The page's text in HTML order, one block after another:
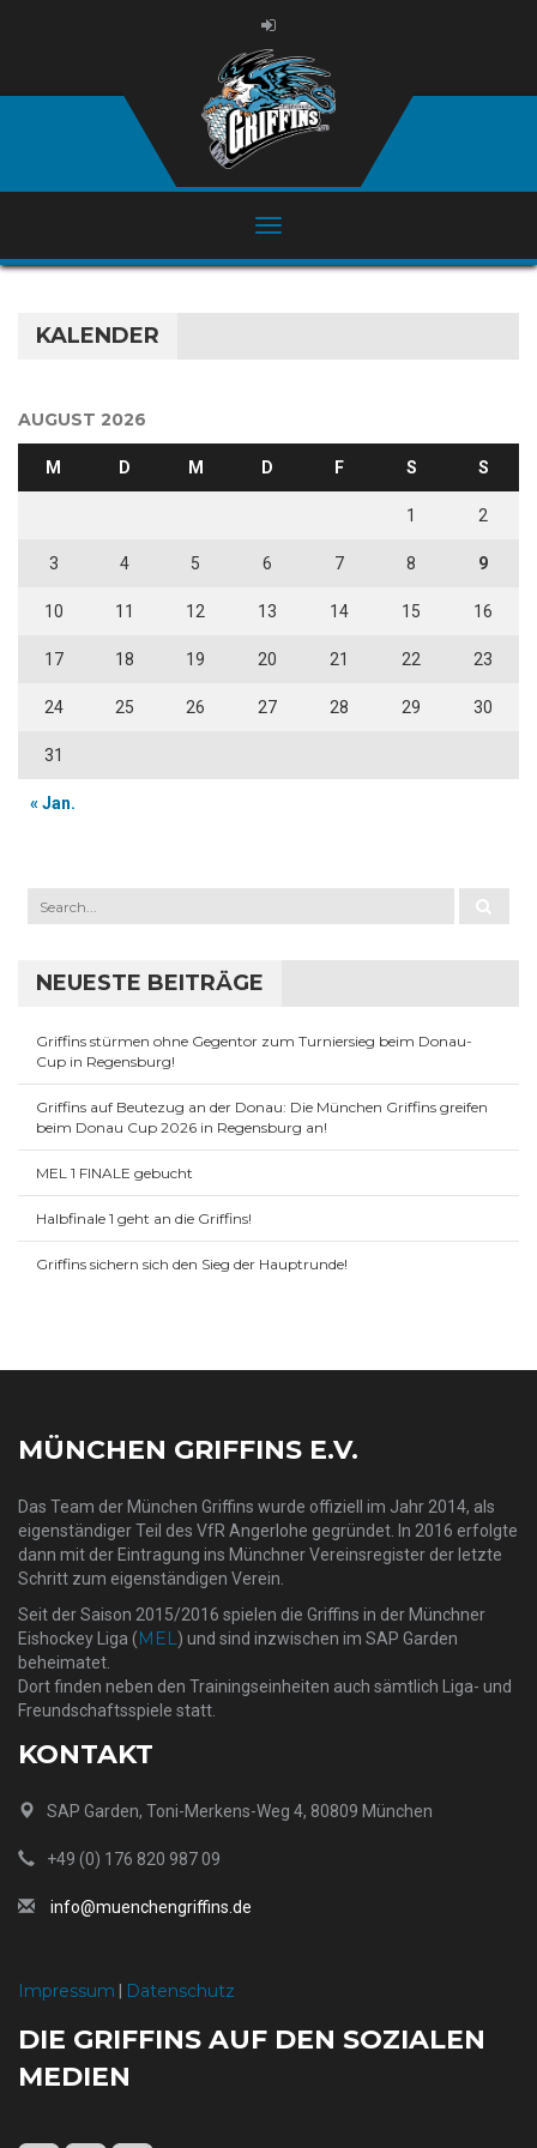
KALENDER
AUGUST 2026
M D M D F S S
« Jan.
1 2
3 4 5 6 7 8 9
10 11 12 13 14 15 16
17 18 19 20 21 22 23
24 25 26 27 28 29 30
31
NEUESTE BEITRÄGE
Griffins stürmen ohne Gegentor zum Turniersieg beim Donau-
Cup in Regensburg!
Griffins auf Beutezug an der Donau: Die München Griffins greifen
beim Donau Cup 2026 in Regensburg an!
MEL 1 FINALE gebucht
Halbfinale 1 geht an die Griffins!
Griffins sichern sich den Sieg der Hauptrunde!
MÜNCHEN GRIFFINS E.V.
Das Team der München Griffins wurde offiziell im Jahr 2014, als
eigenständiger Teil des VfR Angerlohe gegründet. In 2016 erfolgte
dann mit der Eintragung ins Münchner Vereinsregister der letzte
Schritt zum eigenständigen Verein.
Seit der Saison 2015/2016 spielen die Griffins in der Münchner
Eishockey Liga (MEL) und sind inzwischen im SAP Garden
beheimatet.
Dort finden neben den Trainingseinheiten auch sämtlich Liga- und
Freundschaftsspiele statt.
KONTAKT
SAP Garden, Toni-Merkens-Weg 4, 80809 München
+49 (0) 176 820 987 09
info@muenchengriffins.de
Impressum Datenschutz
DIE GRIFFINS AUF DEN SOZIALEN
MEDIEN